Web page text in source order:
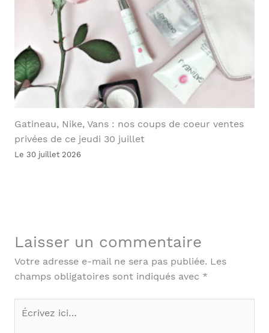
Gatineau, Nike, Vans : nos coups de coeur ventes
privées de ce jeudi 30 juillet
Le 30 juillet 2026
Laisser un commentaire
Votre adresse e-mail ne sera pas publiée. Les
champs obligatoires sont indiqués avec *
Écrivez